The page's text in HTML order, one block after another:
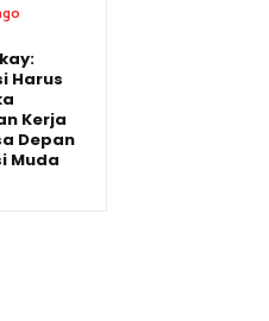
Harus
Kerja
Depan
Muda